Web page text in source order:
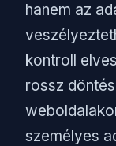
hanem az
kontroll
rossz
személyes